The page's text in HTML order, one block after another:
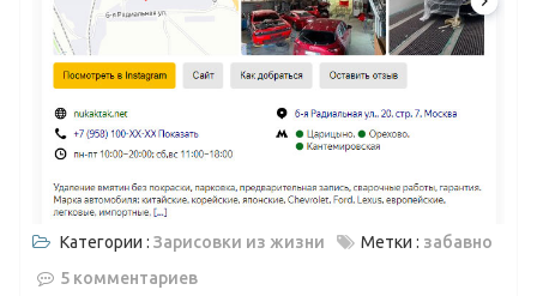
Категории : Зарисовки из жизни Метки : забавно
5 комментариев